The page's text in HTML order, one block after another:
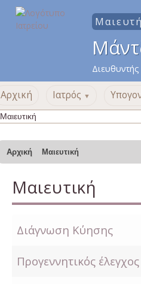
Αρχική Ιατρός ▼
Αρχική Μαιευτική
Μαιευτική
Διάγνωση Κύησης
Προγεννητικός